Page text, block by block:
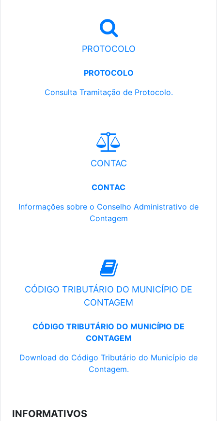
PROTOCOLO
PROTOCOLO
Consulta Tramitação de Protocolo.
CONTAC
CONTAC
Informações sobre o Conselho Administrativo de
Contagem
CÓDIGO TRIBUTÁRIO DO MUNICÍPIO DE
CONTAGEM
CÓDIGO TRIBUTÁRIO DO MUNICÍPIO DE
CONTAGEM
Download do Código Tributário do Município de
Contagem.
INFORMATIVOS